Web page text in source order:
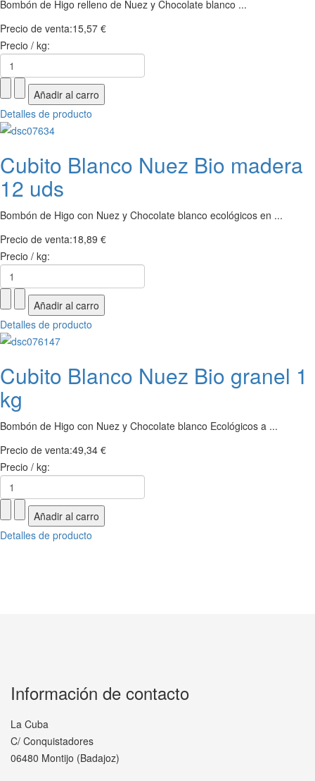
Bombón de Higo relleno de Nuez y Chocolate blanco ...
Precio de venta:15,57 €
Precio / kg:
Detalles de producto
Cubito Blanco Nuez Bio madera
12 uds
Bombón de Higo con Nuez y Chocolate blanco ecológicos en ...
Precio de venta:18,89 €
Precio / kg:
Detalles de producto
Cubito Blanco Nuez Bio granel 1
kg
Bombón de Higo con Nuez y Chocolate blanco Ecológicos a ...
Precio de venta:49,34 €
Precio / kg:
Detalles de producto
Información de contacto
La Cuba
C/ Conquistadores
06480 Montijo (Badajoz)